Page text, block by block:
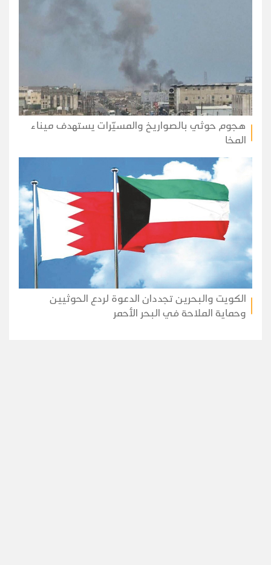
هجوم حوثي بالصواريخ والمسيّرات يستهدف ميناء
المخا
الكويت والبحرين تجددان الدعوة لردع الحوثيين
وحماية الملاحة في البحر الأحمر